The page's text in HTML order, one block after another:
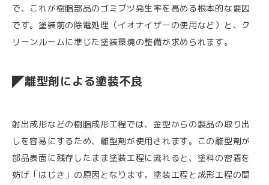
で、これが樹脂部品のゴミブツ発生率を高める根本的な要因
です。塗装前の除電処理（イオナイザーの使用など）と、ク
リーンルームに準じた塗装環境の整備が求められます。
離型剤による塗装不良
射出成形などの樹脂成形工程では、金型からの製品の取り出
しを容易にするため、離型剤が使用されます。この離型剤が
部品表面に残存したまま塗装工程に流れると、塗料の密着を
妨げ「はじき」の原因となります。塗装工程と成形工程の間